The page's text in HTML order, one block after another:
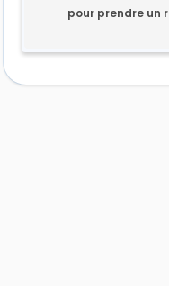
pour prendre un